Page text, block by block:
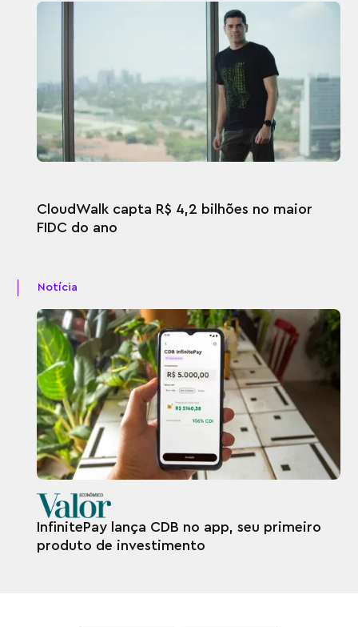
CloudWalk capta R$ 4,2 bilhões no maior
FIDC do ano
Notícia
InfinitePay lança CDB no app, seu primeiro
produto de investimento